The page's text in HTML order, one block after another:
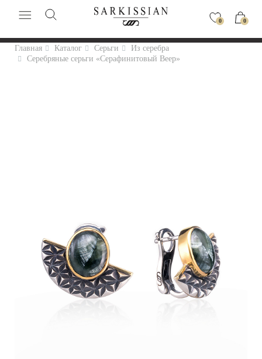
0 0
Главная Каталог Серьги
Из серебра
Серебряные серьги «Серафинитовый Веер»